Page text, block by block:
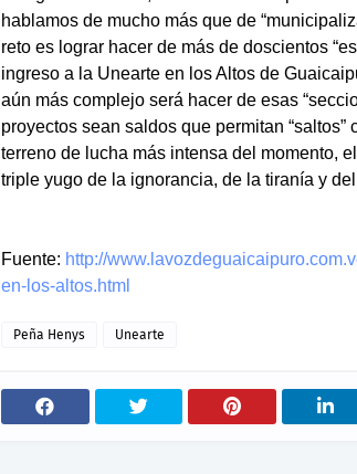
hablamos de mucho más que de
reto es lograr hacer de más de doscientos
ingreso a la Unearte en los Altos de
aún más complejo será hacer de esas
proyectos sean saldos que permitan “saltos”
terreno de lucha más intensa del momento,
triple yugo de la ignorancia, de la tiranía y
Fuente: http://
en-los-altos.html
Peña Henys Unearte